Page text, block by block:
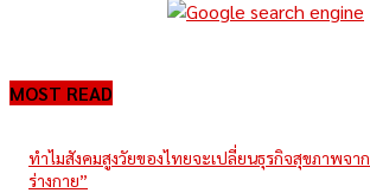
MOST READ
ทำไมสังคมสูงวัยของไทยจะเปลี่ยนธุรกิจสุขภาพจา
ร่างกาย”